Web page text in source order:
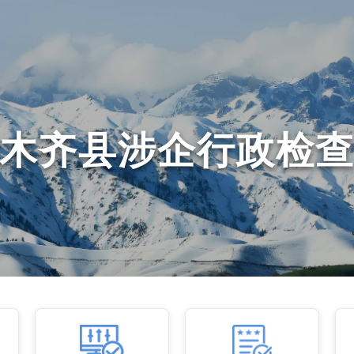
齐县涉企行政检